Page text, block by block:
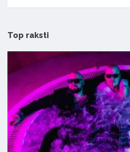
Top raksti